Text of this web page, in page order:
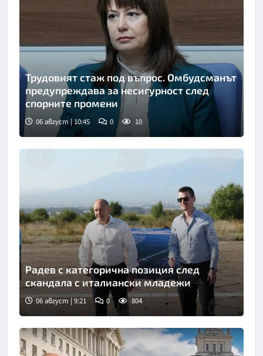
Трудовият стаж под въпрос. Омбудсманът
предупреждава за несигурност след
спорните промени
06 август | 10:45 0 10
Радев с категорична позиция след
скандала с италиански младежи
06 август | 9:21 0 804